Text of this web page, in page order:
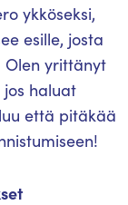
ykköseksi,
esille, josta
yrittänyt
haluat
että pitäkää